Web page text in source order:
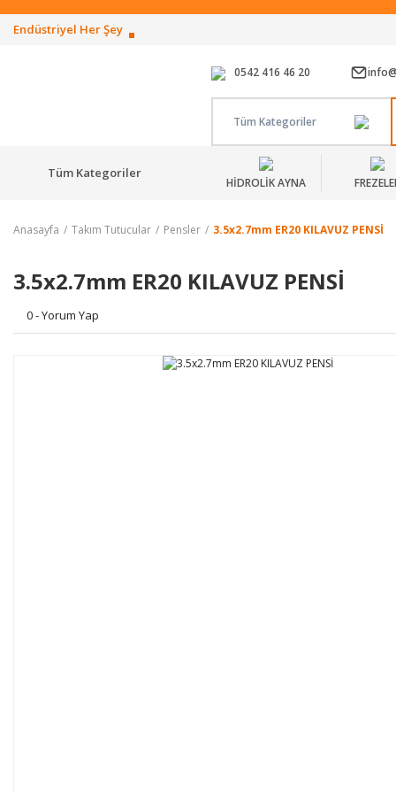
Endüstriyel Her Şey
0542 416 46 20
Tüm Kategoriler
Tüm Kategoriler
HİDROLİK AYNA
Anasayfa Takım Tutucular Pensler 3.5x2.7mm ER20 KILAVUZ PENSİ
3.5x2.7mm ER20 KILAVUZ PENSİ
0 - Yorum Yap